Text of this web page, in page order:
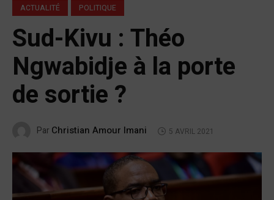
ACTUALITÉ POLITIQUE
Sud-Kivu : Théo
Ngwabidje à la porte
de sortie ?
Par Christian Amour Imani 5 AVRIL 2021